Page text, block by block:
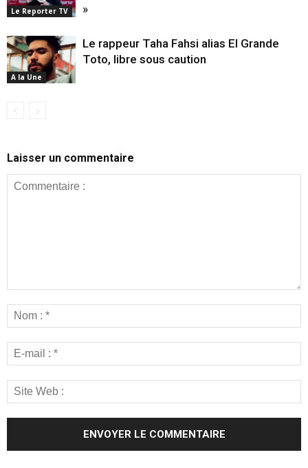
Le Reporter TV
»
A la Une
Le rappeur Taha Fahsi alias El Grande
Toto, libre sous caution
Laisser un commentaire